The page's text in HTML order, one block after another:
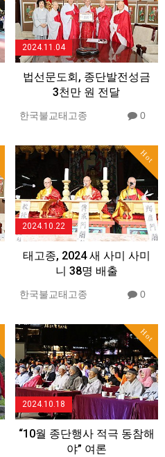
2024.11.04
법선문도회, 종단발전성금
3천만 원 전달
한국불교태고종 0
Hot
2024.10.22
태고종, 2024 새 사미 사미
니 38명 배출
한국불교태고종 0
Hot
2024.10.18
“10월 종단행사 적극 동참해
야” 여론